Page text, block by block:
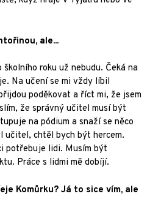
ale...
roku už nebudu. Čeká na
Na učení se mi vždy líbil
poděkovat a říct mi, že jsem
že správný učitel musí být
na pódium a snaží se něco
učitel, chtěl bych být hercem.
potřebuje lidi. Musím být
Práce s lidmi mě dobíjí.
Komůrku? Já to sice vím, ale